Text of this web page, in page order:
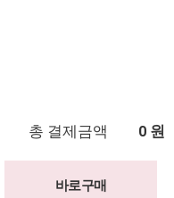
총 결제금액 0 원
바로구매